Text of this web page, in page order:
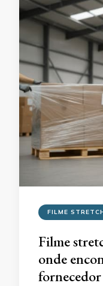
FILME
Filme
onde
fornecedor